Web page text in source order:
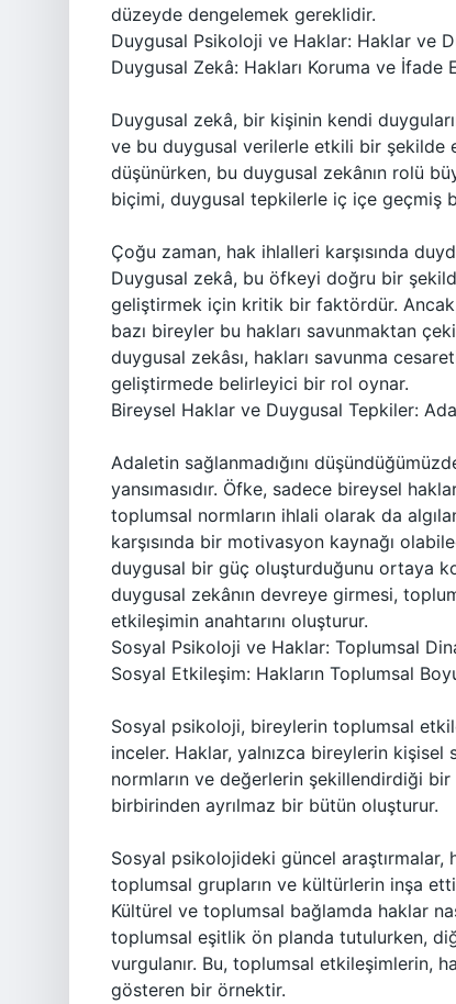
düzeyde dengelemek gereklidir.
Duygusal Psikoloji ve Haklar: Haklar ve
Duygusal Zekâ: Hakları Koruma ve İfade
Duygusal zekâ, bir kişinin kendi
ve bu duygusal verilerle etkili bir şekilde
düşünürken, bu duygusal zekânın rolü
biçimi, duygusal tepkilerle iç içe geçmiş
Çoğu zaman, hak ihlalleri karşısında
Duygusal zekâ, bu öfkeyi doğru bir
geliştirmek için kritik bir faktördür.
bazı bireyler bu hakları savunmaktan
duygusal zekâsı, hakları savunma
geliştirmede belirleyici bir rol oynar.
Bireysel Haklar ve Duygusal Tepkiler:
Adaletin sağlanmadığını
yansımasıdır. Öfke, sadece bireysel
toplumsal normların ihlali olarak da
karşısında bir motivasyon kaynağı
duygusal bir güç oluşturduğunu ortaya
duygusal zekânın devreye girmesi,
etkileşimin anahtarını oluşturur.
Sosyal Psikoloji ve Haklar: Toplumsal
Sosyal Etkileşim: Hakların Toplumsal
Sosyal psikoloji, bireylerin toplumsal
inceler. Haklar, yalnızca bireylerin kişisel
normların ve değerlerin şekillendirdiği
birbirinden ayrılmaz bir bütün oluşturur.
Sosyal psikolojideki güncel araştırmalar,
toplumsal grupların ve kültürlerin inşa
Kültürel ve toplumsal bağlamda haklar
toplumsal eşitlik ön planda tutulurken,
vurgulanır. Bu, toplumsal etkileşimlerin,
gösteren bir örnektir.